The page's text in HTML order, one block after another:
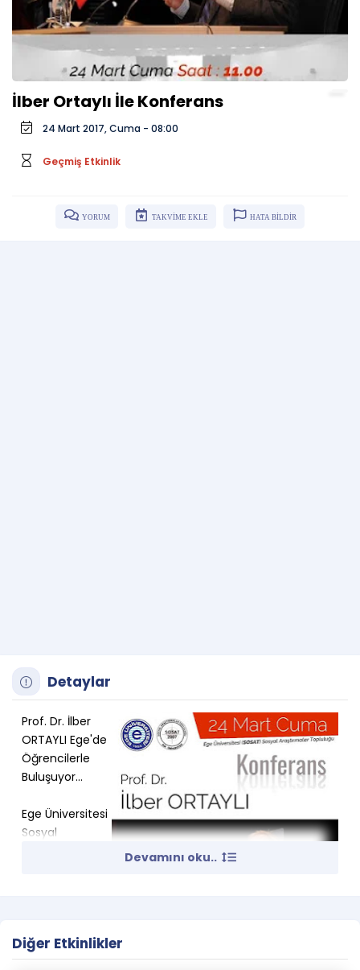
İlber Ortaylı İle Konferans
24 Mart 2017, Cuma - 08:00
Geçmiş Etkinlik
YORUM TAKVİME EKLE HATA BİLDİR
Detaylar
Prof. Dr. İlber
ORTAYLI Ege'de
Öğrencilerle
Buluşuyor…
Ege Üniversitesi
Sosyal
konferans 24
Mart Cuma
Devamını oku..
Diğer Etkinlikler